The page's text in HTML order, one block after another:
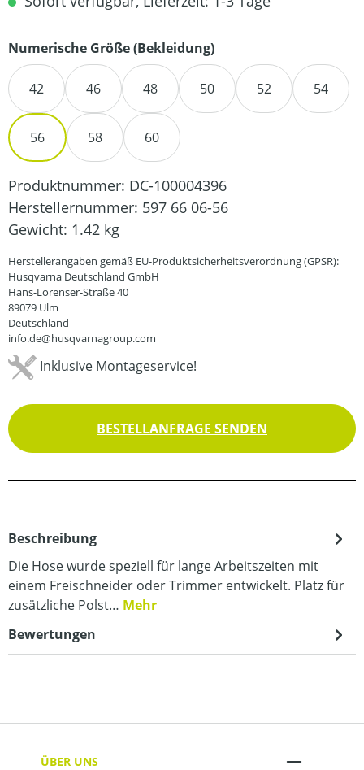
Numerische Größe (Bekleidung)auswählen
42 46 48 50 52 54
56 58 60
Produktnummer: DC-100004396
Herstellernummer: 597 66 06-56
Gewicht: 1.42 kg
Herstellerangaben gemäß EU-Produktsicherheitsverordnung (GPSR):
Husqvarna Deutschland GmbH
Hans-Lorenser-Straße 40
89079 Ulm
Deutschland
info.de@husqvarnagroup.com
Inklusive Montageservice!
BESTELLANFRAGE SENDEN
Beschreibung
Die Hose wurde speziell für lange Arbeitszeiten mit
einem Freischneider oder Trimmer entwickelt. Platz für
zusätzliche Polst… Mehr
Bewertungen
ÜBER UNS